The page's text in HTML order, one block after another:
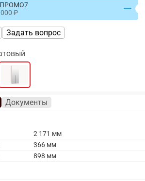
ПРОМО7
Задать вопрос
Документы
2 171 мм
366 мм
898 мм